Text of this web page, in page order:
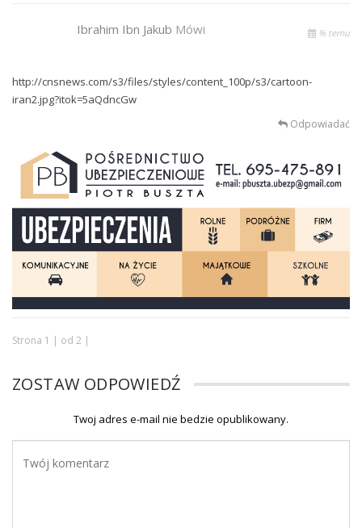
Ibrahim Ibn Jakub Mówi % temu
http://cnsnews.com/s3/files/styles/content_100p/s3/cartoon-
iran2.jpg?itok=5aQdncGw
Odpowiadać
Strona 1 | od 2 |
ZOSTAW ODPOWIEDŹ
Twoj adres e-mail nie bedzie opublikowany.